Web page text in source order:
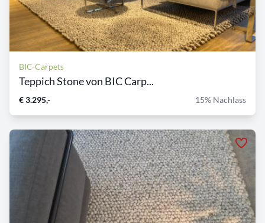
BIC-Carpets
Teppich Stone von BIC Carp...
€ 3.295,- 15% Nachlass